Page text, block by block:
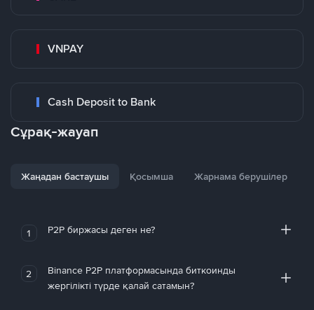
VNPAY
Cash Deposit to Bank
Сұрақ-жауап
Жаңадан бастаушы Қосымша Жарнама берушілер
1 P2P биржасы деген не?
2
Binance P2P платформасында биткоинды
жергілікті түрде қалай сатамын?